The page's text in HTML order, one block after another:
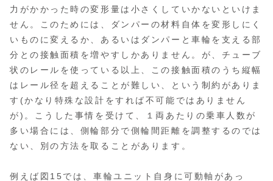
力がかかった時の変形量は小さくしていかないといけま
せん。このためには、ダンパーの材料自体を変形しにく
いものに変えるか、あるいはダンパーと車輪を支える部
分との接触面積を増やすしかありません。が、チューブ
状のレールを使っている以上、この接触面積のうち縦幅
はレール径を超えることが難しい、という制約がありま
す(かなり特殊な設計をすれば不可能ではありません
が)。こうした事情を受けて、１両あたりの乗車人数が
多い場合には、側輪部分で側輪間距離を調整するのでは
ない、別の方法を取ることがあります。
例えば図15では、車輪ユニット自身に可動軸があっ